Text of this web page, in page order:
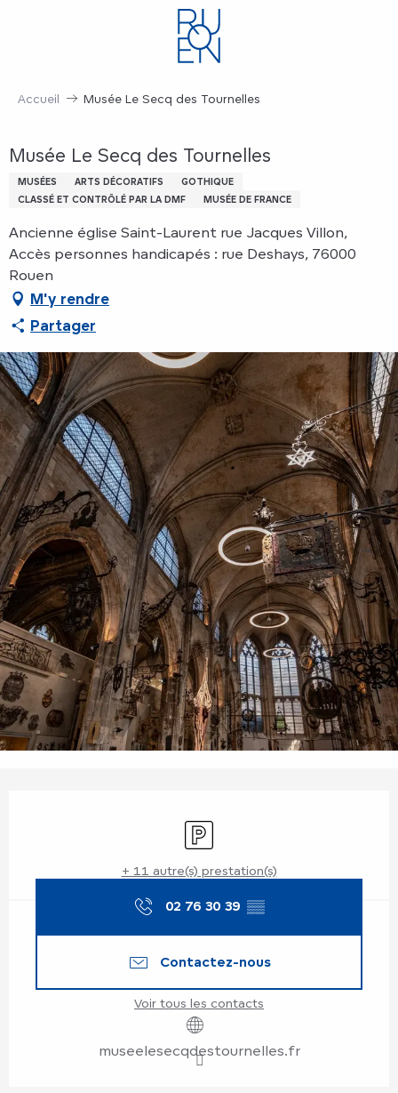
Accueil Musée Le Secq des Tournelles
Musée Le Secq des Tournelles
MUSÉES ARTS DÉCORATIFS
GOTHIQUE
CLASSÉ ET CONTRÔLÉ PAR LA DMF
MUSÉE DE FRANCE
Ancienne église Saint-Laurent rue Jacques Villon,
Accès personnes handicapés : rue Deshays, 76000
Rouen
M'y rendre
Partager
Parking
+ 11 autre(s) prestation(s)
02 76 30 39 ▒▒
Contactez-nous
Voir tous les contacts
museelesecqdestournelles.fr